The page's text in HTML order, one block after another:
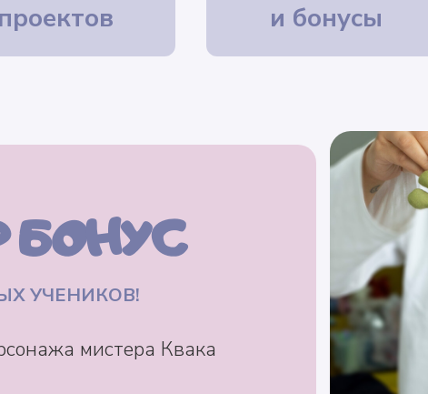
проектов
и бонусы
БОНУС
УЧЕНИКОВ!
мистера Квака